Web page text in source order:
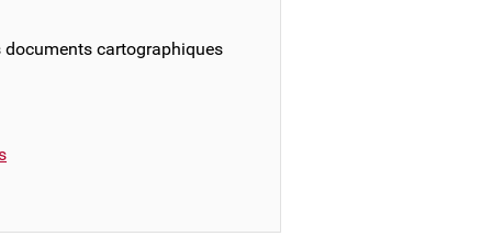
documents cartographiques